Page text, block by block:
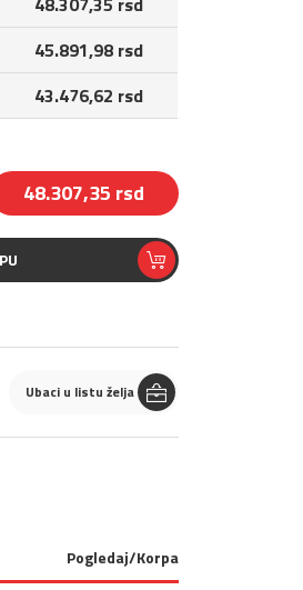
45.891,98 rsd
43.476,62 rsd
48.307,35 rsd
Ubaci u listu želja
Pogledaj/Korpa